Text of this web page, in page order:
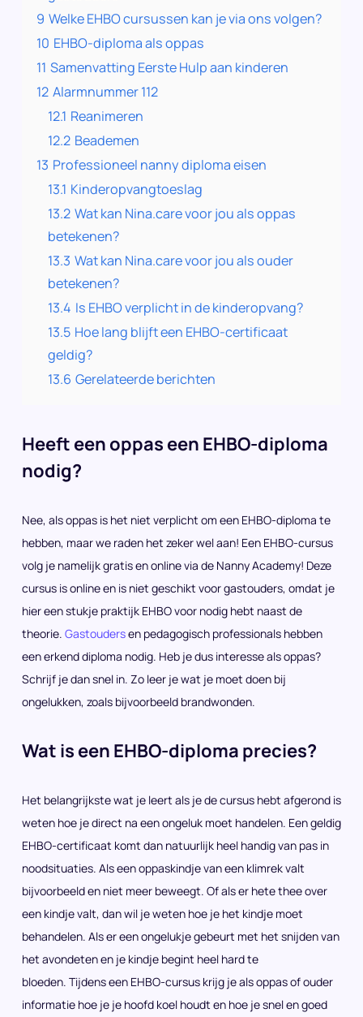
9 Welke EHBO cursussen kan je via ons volgen?
10 EHBO-diploma als oppas
11 Samenvatting Eerste Hulp aan kinderen
12 Alarmnummer 112
12.1 Reanimeren
12.2 Beademen
13 Professioneel nanny diploma eisen
13.1 Kinderopvangtoeslag
13.2 Wat kan Nina.care voor jou als oppas
betekenen?
13.3 Wat kan Nina.care voor jou als ouder
betekenen?
13.4 Is EHBO verplicht in de kinderopvang?
13.5 Hoe lang blijft een EHBO-certificaat
geldig?
13.6 Gerelateerde berichten
Heeft een oppas een EHBO-diploma
nodig?
Nee, als oppas is het niet verplicht om een EHBO-diploma te
hebben, maar we raden het zeker wel aan! Een EHBO-cursus
volg je namelijk gratis en online via de Nanny Academy! Deze
cursus is online en is niet geschikt voor gastouders, omdat je
hier een stukje praktijk EHBO voor nodig hebt naast de
theorie. Gastoudersen pedagogisch professionals hebben
een erkend diploma nodig. Heb je dus interesse als oppas?
Schrijf je dan snel in. Zo leer je wat je moet doen bij
ongelukken, zoals bijvoorbeeld brandwonden.
Wat is een EHBO-diploma precies?
Het belangrijkste wat je leert als je de cursus hebt afgerond is
weten hoe je direct na een ongeluk moet handelen. Een geldig
EHBO-certificaat komt dan natuurlijk heel handig van pas in
noodsituaties. Als een oppaskindje van een klimrek valt
bijvoorbeeld en niet meer beweegt. Of als er hete thee over
een kindje valt, dan wil je weten hoe je het kindje moet
behandelen. Als er een ongelukje gebeurt met het snijden van
het avondeten en je kindje begint heel hard te
bloeden. Tijdens een EHBO-cursus krijg je als oppas of ouder
informatie hoe je je hoofd koel houdt en hoe je snel en goed